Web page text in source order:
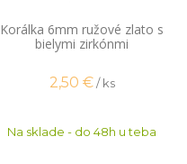
Korálka 6mm ružové zlato s
bielymi zirkónmi
2,50 € / ks
Na sklade - do 48h u teba